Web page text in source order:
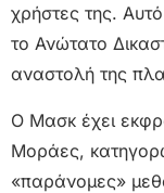
χρήστες της.
το Ανώτατο
αναστολή της
Ο Μασκ έχει
Μοράες,
«παράνομες»